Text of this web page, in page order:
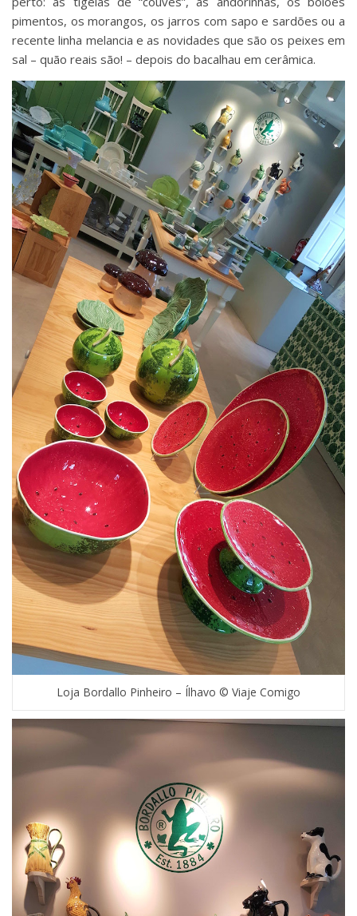
pimentos, os morangos, os jarros com sapo e sardões ou a
recente linha melancia e as novidades que são os peixes em
sal – quão reais são! – depois do bacalhau em cerâmica.
Loja Bordallo Pinheiro – Ílhavo © Viaje Comigo